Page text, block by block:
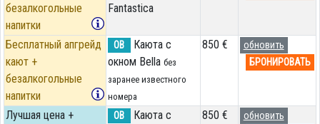
безалкогольные
напитки
Fantastica
Бесплатный апгрейд
кают +
безалкогольные
напитки
OB
Каюта с
окном Bella без
заранее известного
номера
850 €
обновить
БРОНИРОВАТЬ
Лучшая цена +
OB
Каюта с
850 €
обновить